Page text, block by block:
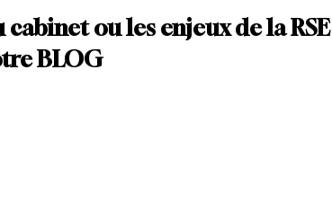
ou les enjeux de la RSE
BLOG